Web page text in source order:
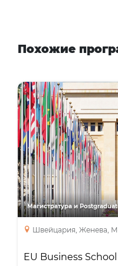
Похожие
Магистратура и
Швейцария, Женева,
EU Business
EU Business